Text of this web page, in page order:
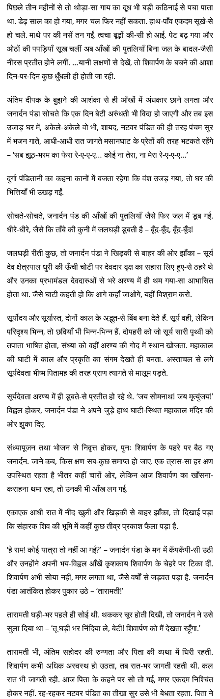
पिछले तीन महीनों से तो थोड़ा-सा गाय का दूध भी बड़ी कठिनाई से पचा पाता
था. डेढ़ साल का हो गया, मगर चल फिर नहीं सकता. हाथ-पाँव एकदम सूखे-से
हो चले. माथे पर की नसें तन गईं. त्वचा बूढ़ों की-सी हो आई. पेट बढ़ गया और
ओठों की पपड़ियाँ सूख चलीं अब आँखों की पुतलियाँ बिना जल के बादल-जैसी
नीरस प्रतीत होने लगीं. …यानी लक्षणों से देखें, तो शिवार्पण के बचने की आशा
दिन-पर-दिन कुछ धुँधली ही होती जा रही.
अंतिम दीपक के बुझने की आशंका से ही आँखों में अंधकार छाने लगता और
जनार्दन पंडा सोचते कि एक दिन बेटी अरुंधती भी विदा हो जाएगी और तब इस
उजाड़ घर में, अकेले-अकेले वो भी, शायद, नटवर पंडित की ही तरह पंचम सुर
में भजन गाते, आधी-आधी रात जागते मसानघाट के प्रेतों की तरह भटकते रहेंगे
– ‘सब झूठ-भरम का फेरा रे-ए-ए-ए… कोई ना तेरा, ना मेरा रे-ए-ए-ए…’
दुर्गा पंडितानी का कहना कानों में बजता रहेगा कि वंश उजड़ गया, तो घर की
भित्तियाँ भी उखड़ गईं.
सोचते-सोचते, जनार्दन पंड की आँखों की पुतलियाँ जैसे फिर जल में डूब गईं.
धीरे-धीरे, जैसे कि ताँबे की कुनी में जलघड़ी डूबती है – बूँद-बूँद, बूँद-बूँद!
जलघड़ी रीती कुछ, तो जनार्दन पंडा ने खिड़की से बाहर की ओर झाँका – सूर्य
देव क्षेत्रपाल धुरी की ऊँची चोटी पर देवदार वृक्ष का सहारा लिए हुए-से ठहरे थे
और उनका प्रभामंडल देवदारुओं से भरे अरण्य में ही थम गया-सा आभासित
होता था. जैसे घाटी कहती हो कि आगे कहाँ जाओगे, यहीं विश्राम करो.
सूर्योदय और सूर्यास्त, दोनों काल के अद्भुत-से बिंब बना देते हैं. सूर्य वही, लेकिन
परिदृश्य भिन्न, तो छवियाँ भी भिन्न-भिन्न हैं. दोपहरी को जो सूर्य सारी पृथ्वी को
तपाता भाषित होता, संध्या को वहीं अरण्य की गोद में स्थान खोजता. महाकाल
की घाटी में काल और प्रकृति का संगम देखते ही बनता. अस्ताचल से लगे
सूर्यदेवता भीष्म पितामह की तरह प्राण त्यागते से मालूम पड़ते.
सूर्यदेवता अरण्य में ही डूबते-से प्रतीत हो रहे थे. ‘जय सोमनाथ! जय मृत्युंजय!’
विह्वल होकर, जनार्दन पंडा ने अपने जुड़े हाथ घाटी-स्थित महाकाल मंदिर की
ओर झुका दिए.
संध्यापूजन तथा भोजन से निवृत्त होकर, पुनः शिवार्पण के पहरे पर बैठ गए
जनार्दन. जाने कब, किस क्षण सब-कुछ समाप्त हो जाए. एक त्रास-सा हर क्षण
उपस्थित रहता है भीतर कहीं चारों ओर, लेकिन आज शिवार्पण का खाँसना-
कराहना थमा रहा, तो उनकी भी आँख लग गई.
एकाएक आधी रात में नींद खुली और खिड़की से बाहर झाँका, तो दिखाई पड़ा
कि संहारक शिव की भूमि में कहीं कुछ तीव्र प्रकाश फैला पड़ा है.
‘हे राम! कोई यात्रा तो नहीं आ गई?’ – जनार्दन पंडा के मन में कँपकँपी-सी उठी
और उनहोंने अपनी भय-विह्वल आँखें कृशकाय शिवार्पण के चेहरे पर टिका दीं.
शिवार्पण अभी सोया नहीं, मगर लगता था, जैसे वर्षों से जड़वत पड़ा है. जनार्दन
पंडा आतंकित होकर पुकार उठे – ‘तारामती!’
तारामती घड़ी-भर पहले ही सोई थी. थककर चूर होती दिखी, तो जनार्दन ने उसे
सुला दिया था – ‘तू घड़ी भर निंदिया ले, बेटी! शिवार्पण को मैं देखता रहूँगा.’
तारामती भी, अंतिम सहोदर की रुग्णता और पिता की व्यथा में घिरी रहती.
शिवार्पण कभी अधिक अस्वस्थ हो उठता, तब रात-भर जागती रहती थी. कल
रात भी जागती रही. आज पिता के कहने पर सो तो गई, मगर एकदम निश्चिंत
होकर नहीं. रह-रहकर नटवर पंडित का तीखा सुर उसे भी बेधता रहता. पिता ने